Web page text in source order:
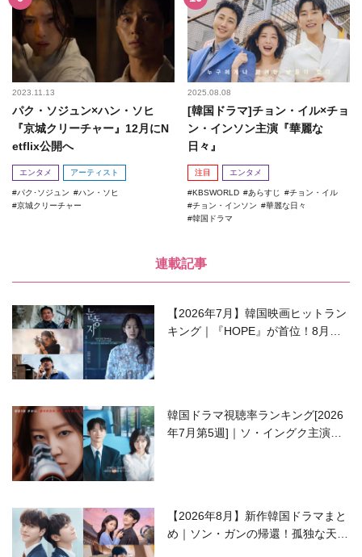
2023.11.13
パク・ソジュン×ハン・ソヒ
『京城クリーチャー』12月にN
etflix公開へ
エンタメ アーティスト
パク･ソジュン
ハン・ソヒ
京城クリーチャー
2025.08.08
[韓国ドラマ]チョン・イル×チョ
ン・インソン主演『華麗な
日々』
注目 エンタメ
KBSWORLD あらすじ
チョン・イル
チョン・インソン
華麗な日々
韓国ドラマ
連載記事
【2026年7月】韓国映画ヒットラン
キング｜『HOPE』が首位！8月公
韓国ドラマ視聴率ランキング[2026
年7月第5週]｜ソ・イングク主演の
【2026年8月】新作韓国ドラマまと
め｜ソン・ガンの帰還！孤独な天才